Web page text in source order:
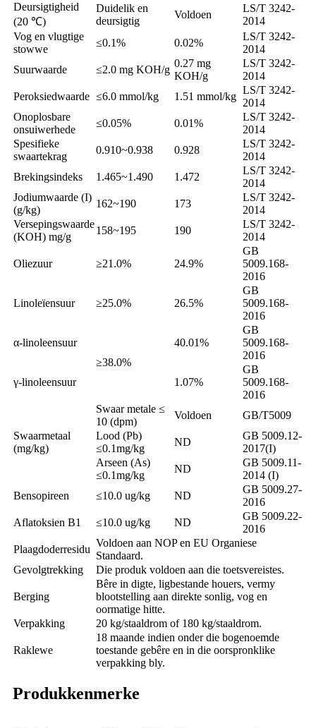
Deursigtigheid
(20 ℃)
Duidelik en
deursigtig
Voldoen
LS/T 3242-
2014
Vog en vlugtige
stowwe
≤0.1% 0.02%
LS/T 3242-
2014
Suurwaarde
≤2.0 mg KOH/g
0.27 mg
KOH/g
LS/T 3242-
2014
Peroksiedwaarde ≤6.0 mmol/kg 1.51 mmol/kg
LS/T 3242-
2014
Onoplosbare
onsuiwerhede
≤0.05% 0.01%
LS/T 3242-
2014
Spesifieke
swaartekrag
0.910~0.938 0.928
LS/T 3242-
2014
Brekingsindeks
1.465~1.490 1.472
LS/T 3242-
2014
Jodiumwaarde (I)
(g/kg)
162~190 173
LS/T 3242-
2014
Versepingswaarde
(KOH) mg/g
158~195 190
LS/T 3242-
2014
Oliezuur ≥21.0% 24.9%
GB
5009.168-
2016
Linoleïensuur ≥25.0% 26.5%
GB
5009.168-
2016
α-linoleensuur
≥38.0%
40.01%
GB
5009.168-
2016
γ-linoleensuur 1.07%
GB
5009.168-
2016
Swaarmetaal
(mg/kg)
Swaar metale ≤
10 (dpm)
Voldoen
GB/T5009
Lood (Pb)
≤0.1mg/kg
ND
GB 5009.12-
2017(I)
Arseen (As)
≤0.1mg/kg
ND
GB 5009.11-
2014 (I)
Bensopireen
≤10.0 ug/kg ND
GB 5009.27-
2016
Aflatoksien B1
≤10.0 ug/kg ND
GB 5009.22-
2016
Plaagdoderresidu
Voldoen aan NOP en EU Organiese
Standaard.
Gevolgtrekking
Die produk voldoen aan die toetsvereistes.
Berging
Bêre in digte, ligbestande houers, vermy
blootstelling aan direkte sonlig, vog en
oormatige hitte.
Verpakking
20 kg/staaldrom of 180 kg/staaldrom.
Raklewe
18 maande indien onder die bogenoemde
toestande gebêre en in die oorspronklike
verpakking bly.
Produkkenmerke